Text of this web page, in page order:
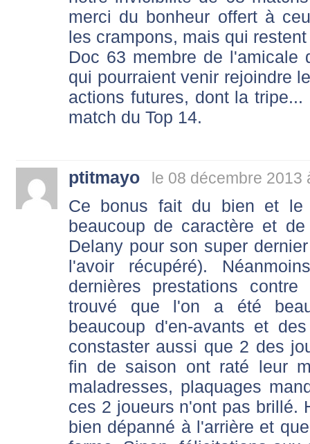
merci du bonheur offert à
les crampons, mais qui
Doc 63 membre de
qui pourraient venir rejoindre
actions futures, dont la
match du Top 14.
ptitmayo le 08 décembre 2013
Ce bonus fait du bien et le
beaucoup de caractère et
Delany pour son super
l'avoir récupéré).
dernières prestations
trouvé que l'on a été
beaucoup d'en-avants et
constaster aussi que 2 des
fin de saison ont raté leur
maladresses, plaquages
ces 2 joueurs n'ont pas brillé.
bien dépanné à l'arrière et